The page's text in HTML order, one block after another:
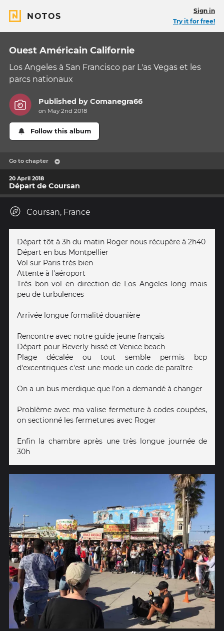
NOTOS
Sign in
Try it for free!
Ouest Américain Californie
Los Angeles à San Francisco par L'as Vegas et les
parcs nationaux
Published byComanegra66
on May 2nd 2018
Follow this album
Go to chapter
20 April 2018
Départ de Coursan
Coursan, France
Départ tôt à 3h du matin Roger nous récupère à 2h40
Départ en bus Montpellier
Vol sur Paris très bien
Attente à l'aéroport
Très bon vol en direction de Los Angeles long mais
peu de turbulences
Arrivée longue formalité douanière
Rencontre avec notre guide jeune français
Départ pour Beverly hissé et Venice beach
Plage décalée ou tout semble permis bcp
d'excentriques c'est une mode un code de paraître
On a un bus merdique que l'on a demandé à changer
Problème avec ma valise fermeture à codes coupées,
on sectionné les fermetures avec Roger
Enfin la chambre après une très longue journée de
30h